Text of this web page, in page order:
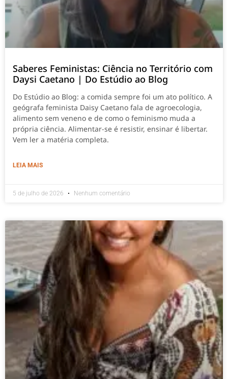
Saberes Feministas: Ciência no Território com
Daysi Caetano | Do Estúdio ao Blog
Do Estúdio ao Blog: a comida sempre foi um ato político. A
geógrafa feminista Daisy Caetano fala de agroecologia,
alimento sem veneno e de como o feminismo muda a
própria ciência. Alimentar-se é resistir, ensinar é libertar.
Vem ler a matéria completa.
LEIA MAIS
5 de julho de 2026 Nenhum comentário